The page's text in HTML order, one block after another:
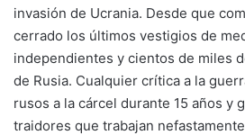
invasión de Ucrania. Desde que
cerrado los últimos vestigios de
independientes y cientos de miles
de Rusia. Cualquier crítica a la
rusos a la cárcel durante 15 años y
traidores que trabajan